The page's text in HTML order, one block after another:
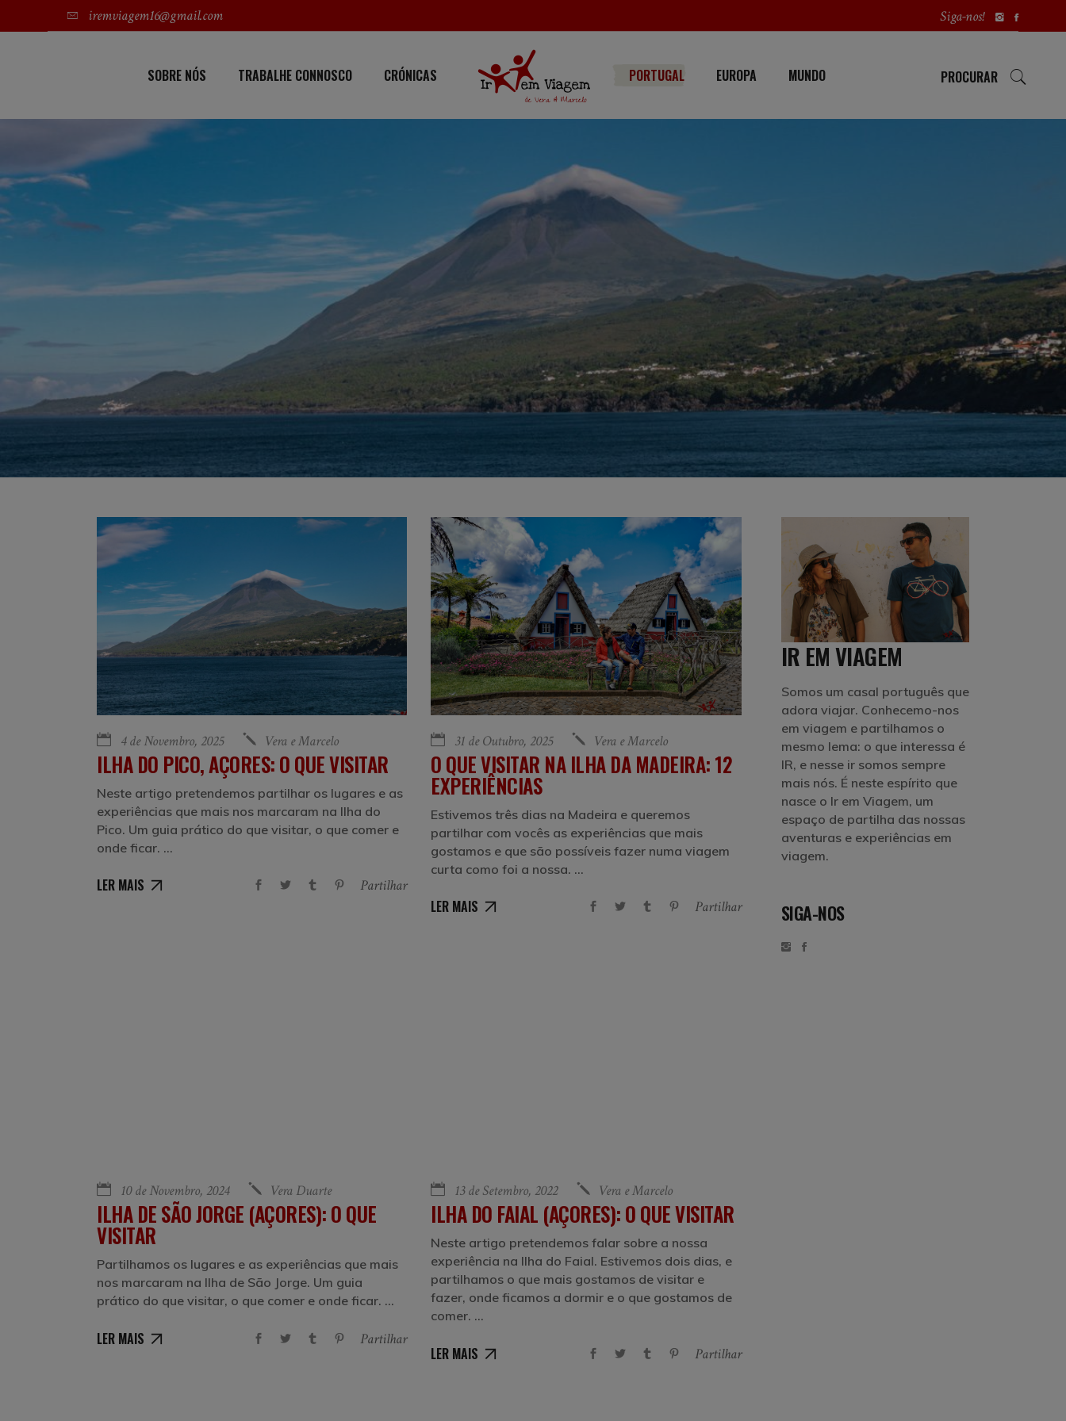
iremviagem16@gmail.com Siga-nos!
SOBRE NÓS TRABALHE CONNOSCO CRÓNICAS PORTUGAL EUROPA MUNDO PROCURAR
4 de Novembro, 2025 Vera e Marcelo
ILHA DO PICO, AÇORES: O QUE VISITAR
Neste artigo pretendemos partilhar os lugares e as
experiências que mais nos marcaram na Ilha do
Pico. Um guia prático do que visitar, o que comer e
onde ficar.
LER MAIS Partilhar
31 de Outubro, 2025 Vera e Marcelo
O QUE VISITAR NA ILHA DA MADEIRA: 12
EXPERIÊNCIAS
Estivemos três dias na Madeira e queremos
partilhar com vocês as experiências que mais
gostamos e que são possíveis fazer numa viagem
curta como foi a nossa.
LER MAIS Partilhar
10 de Novembro, 2024 Vera Duarte
ILHA DE SÃO JORGE (AÇORES): O QUE
VISITAR
Partilhamos os lugares e as experiências que mais
nos marcaram na Ilha de São Jorge. Um guia
prático do que visitar, o que comer e onde ficar.
LER MAIS Partilhar
13 de Setembro, 2022 Vera e Marcelo
ILHA DO FAIAL (AÇORES): O QUE VISITAR
Neste artigo pretendemos falar sobre a nossa
experiência na Ilha do Faial. Estivemos dois dias, e
partilhamos o que mais gostamos de visitar e
fazer, onde ficamos a dormir e o que gostamos de
comer.
LER MAIS Partilhar
IR EM VIAGEM
Somos um casal português que
adora viajar. Conhecemo-nos
em viagem e partilhamos o
mesmo lema: o que interessa é
IR, e nesse ir somos sempre
mais nós. É neste espírito que
nasce o Ir em Viagem, um
espaço de partilha das nossas
aventuras e experiências em
viagem.
SIGA-NOS